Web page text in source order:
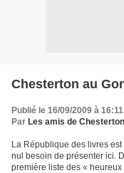
Chesterton au
Publié le 16/09/2009 à 16:11
Par Les amis de Chesterton
La République des livres est
nul besoin de présenter ici.
première liste des «